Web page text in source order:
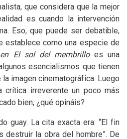
que considera que la mejor
es cuando la intervención
Eso, que puede ser debatible,
establece como una especie de
El sol del membrillo es una
esencialismos que tienen
imagen cinematográfica. Luego
crítica irreverente un poco más
bien, ¿qué opináis?
guay. La cita exacta era: “El fin
destruir la obra del hombre”. De